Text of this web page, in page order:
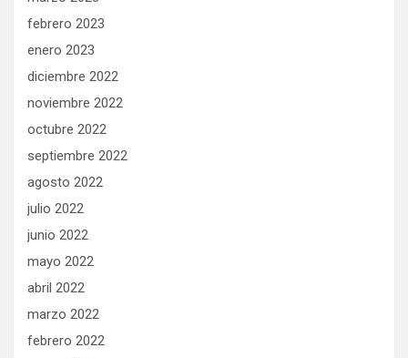
febrero 2023
enero 2023
diciembre 2022
noviembre 2022
octubre 2022
septiembre 2022
agosto 2022
julio 2022
junio 2022
mayo 2022
abril 2022
marzo 2022
febrero 2022